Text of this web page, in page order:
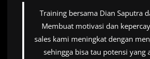
Training bersama Dian Saputra
Membuat motivasi dan
sales kami meningkat dengan
sehingga bisa tau potensi yang